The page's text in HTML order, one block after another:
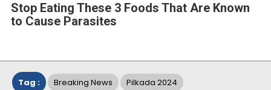
Stop Eating These 3 Foods That Are Known
to Cause Parasites
Tag : Breaking News Pilkada 2024